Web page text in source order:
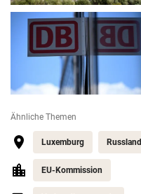
Ähnliche Themen
Luxemburg Russland
EU-Kommission